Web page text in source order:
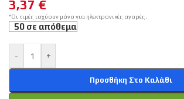
3,37 €
*Οι τιμές ισχύουν μόνο για ηλεκτρονικές αγορές.
50 σε απόθεμα
- +
Προσθήκη Στο Καλάθι